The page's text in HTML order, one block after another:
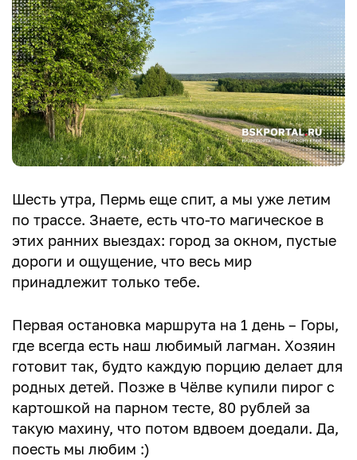
Шесть утра, Пермь еще спит, а мы уже летим
по трассе. Знаете, есть что-то магическое в
этих ранних выездах: город за окном, пустые
дороги и ощущение, что весь мир
принадлежит только тебе.
Первая остановка маршрута на 1 день – Горы,
где всегда есть наш любимый лагман. Хозяин
готовит так, будто каждую порцию делает для
родных детей. Позже в Чёлве купили пирог с
картошкой на парном тесте, 80 рублей за
такую махину, что потом вдвоем доедали. Да,
поесть мы любим :)